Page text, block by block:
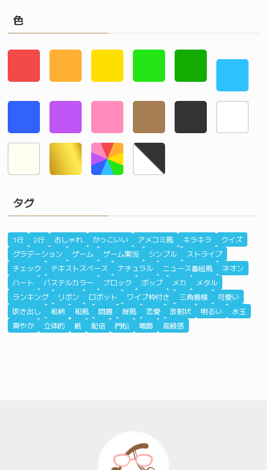
色
タグ
1行 2行 おしゃれ かっこいい アメコミ風 キラキラ
クイズ
グラデーション
ゲーム ゲーム実況 シンプル
ストライプ
チェック
テキストスペース ナチュラル ニュース番組風
ネオン
ハート
パステルカラー ブロック ポップ メカ
メタル
ランキング
リボン ロボット ワイプ枠付き 三角模様
可愛い
吹き出し
和柄 和風 問題 屏風 恋愛 放射状 明るい
水玉
爽やか
立体的 紙 配信 門松 電飾 高級感